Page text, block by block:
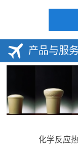
产品与服务
化学反应